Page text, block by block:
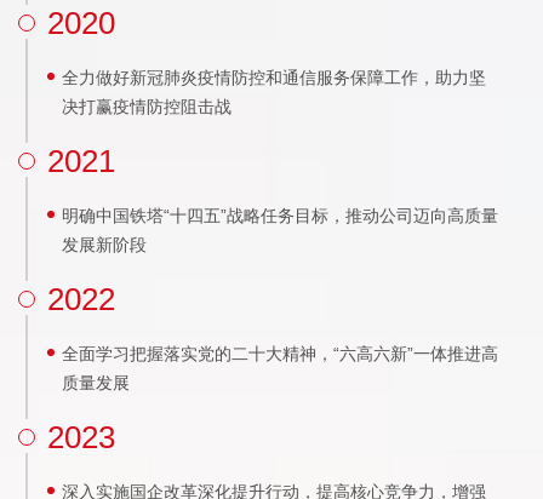
2020
全力做好新冠肺炎疫情防控和通信服务保障工作，助力坚
决打赢疫情防控阻击战
2021
明确中国铁塔“十四五”战略任务目标，推动公司迈向高质量
发展新阶段
2022
全面学习把握落实党的二十大精神，“六高六新”一体推进高
质量发展
2023
深入实施国企改革深化提升行动，提高核心竞争力，增强